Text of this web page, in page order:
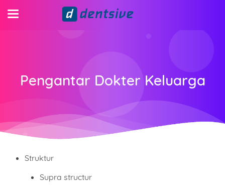
Pengantar Dokter Keluarga
Struktur
Supra structur